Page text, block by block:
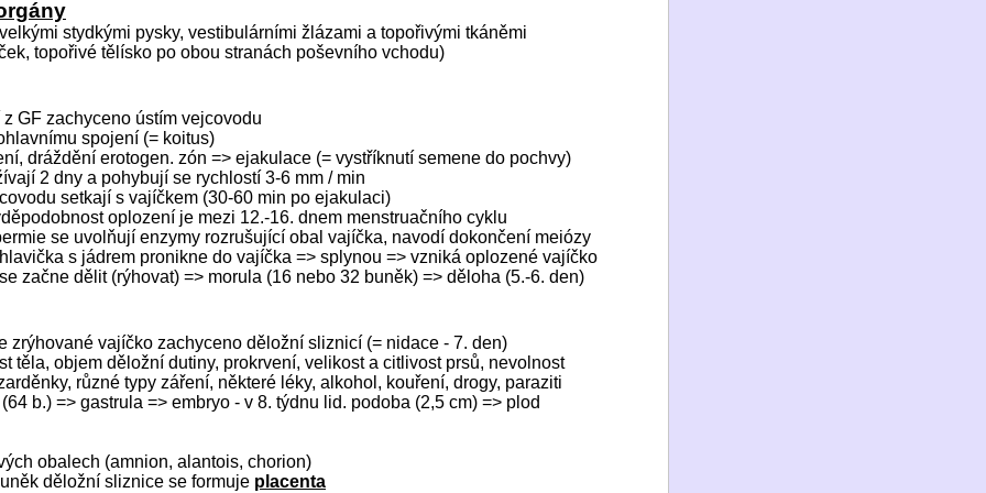
stydkými pysky, vestibulárními žlázami a topořivými tkáněmi
topořivé tělísko po obou stranách poševního vchodu)
GF zachyceno ústím vejcovodu
spojení (= koitus)
dráždění erotogen. zón => ejakulace (= vystříknutí semene do pochvy)
2 dny a pohybují se rychlostí 3-6 mm / min
setkají s vajíčkem (30-60 min po ejakulaci)
oplození je mezi 12.-16. dnem menstruačního cyklu
se uvolňují enzymy rozrušující obal vajíčka, navodí dokončení meiózy
s jádrem pronikne do vajíčka => splynou => vzniká oplozené vajíčko
začne dělit (rýhovat) => morula (16 nebo 32 buněk) => děloha (5.-6. den)
zrýhované vajíčko zachyceno děložní sliznicí (= nidace - 7. den)
těla, objem děložní dutiny, prokrvení, velikost a citlivost prsů, nevolnost
různé typy záření, některé léky, alkohol, kouření, drogy, paraziti
b.) => gastrula => embryo - v 8. týdnu lid. podoba (2,5 cm) => plod
obalech (amnion, alantois, chorion)
děložní sliznice se formuje placenta